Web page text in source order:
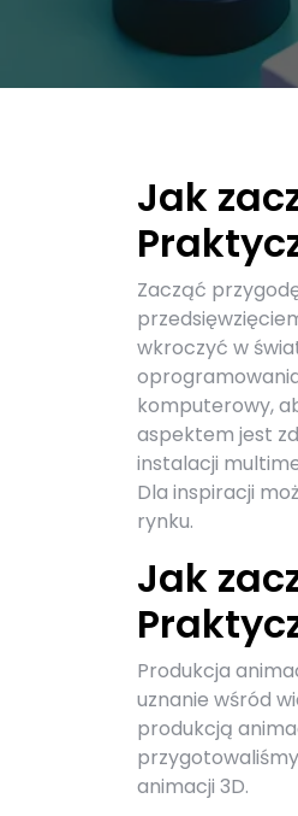
Jak
Zacząć
wkroczyć w
komputerowy,
aspektem jest
instalacji
Dla inspiracji
rynku.
Jak
Produkcja
uznanie wśród
produkcją
animacji 3D.